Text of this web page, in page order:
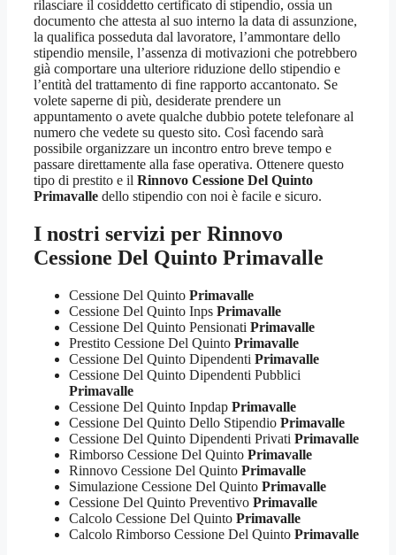
rilasciare il cosiddetto certificato di stipendio, ossia un
documento che attesta al suo interno la data di assunzione,
la qualifica posseduta dal lavoratore, l’ammontare dello
stipendio mensile, l’assenza di motivazioni che potrebbero
già comportare una ulteriore riduzione dello stipendio e
l’entità del trattamento di fine rapporto accantonato. Se
volete saperne di più, desiderate prendere un
appuntamento o avete qualche dubbio potete telefonare al
numero che vedete su questo sito. Così facendo sarà
possibile organizzare un incontro entro breve tempo e
passare direttamente alla fase operativa. Ottenere questo
tipo di prestito e il Rinnovo Cessione Del Quinto
Primavalle dello stipendio con noi è facile e sicuro.
I nostri servizi per Rinnovo
Cessione Del Quinto Primavalle
Cessione Del Quinto Primavalle
Cessione Del Quinto Inps Primavalle
Cessione Del Quinto Pensionati Primavalle
Prestito Cessione Del Quinto Primavalle
Cessione Del Quinto Dipendenti Primavalle
Cessione Del Quinto Dipendenti Pubblici
Primavalle
Cessione Del Quinto Inpdap Primavalle
Cessione Del Quinto Dello Stipendio Primavalle
Cessione Del Quinto Dipendenti Privati Primavalle
Rimborso Cessione Del Quinto Primavalle
Rinnovo Cessione Del Quinto Primavalle
Simulazione Cessione Del Quinto Primavalle
Cessione Del Quinto Preventivo Primavalle
Calcolo Cessione Del Quinto Primavalle
Calcolo Rimborso Cessione Del Quinto Primavalle